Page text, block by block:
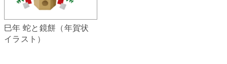
巳年 蛇と鏡餅（年賀状
イラスト）